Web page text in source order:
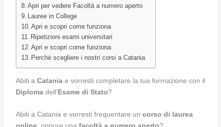
Apri per vedere Facoltà a numero aperto
Lauree in College
Apri e scopri come funziona
Ripetizioni esami universitari
Apri e scopri come funziona
Perchè scegliere i nostri corsi a Catania
Abiti a Cataniae vorresti completare la tua formazione con il
Diplomadell’Esame di Stato?
Abiti a Catania e vorresti frequentare un corso di laurea